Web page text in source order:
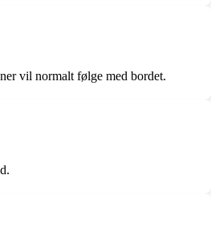
vil normalt følge med bordet.